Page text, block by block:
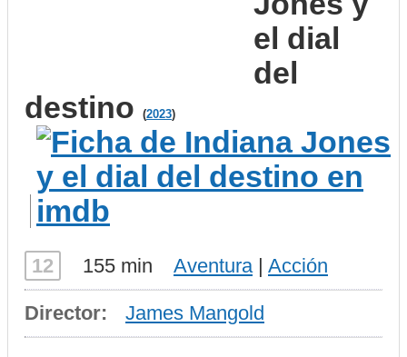
el dial
del
destino
(2023)
12 155 min Aventura | Acción
Director: James Mangold